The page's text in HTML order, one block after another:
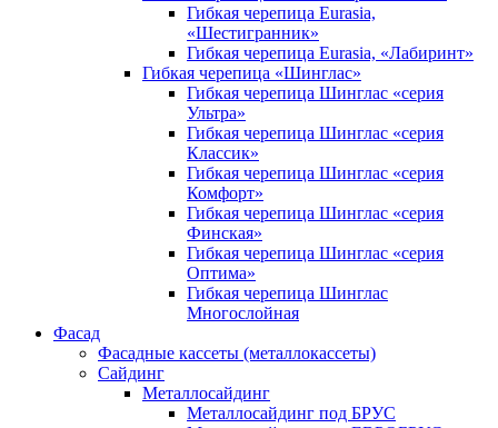
Гибкая черепица Eurasia,
«Шестигранник»
Гибкая черепица Eurasia, «Лабиринт»
Гибкая черепица «Шинглас»
Гибкая черепица Шинглас «серия
Ультра»
Гибкая черепица Шинглас «серия
Классик»
Гибкая черепица Шинглас «серия
Комфорт»
Гибкая черепица Шинглас «серия
Финская»
Гибкая черепица Шинглас «серия
Оптима»
Гибкая черепица Шинглас
Многослойная
Фасад
Фасадные кассеты (металлокассеты)
Сайдинг
Металлосайдинг
Металлосайдинг под БРУС